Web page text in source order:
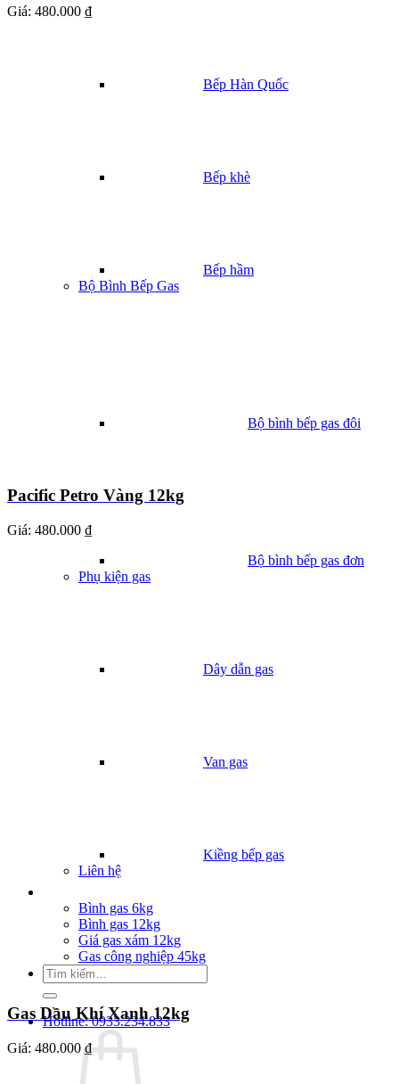
Bếp Hàn Quốc
Bếp khè
Bếp hầm
Bộ Bình Bếp Gas
Bộ bình bếp gas đôi
Bộ bình bếp gas đơn
Phụ kiện gas
Dây dẫn gas
Van gas
Kiềng bếp gas
Liên hệ
Bình gas 6kg
Bình gas 12kg
Giá gas xám 12kg
Gas công nghiệp 45kg
Tìm
kiếm:
Hotline: 0933.234.833
Giá: 480.000 ₫
Pacific Petro Vàng 12kg
Giá: 480.000 ₫
Gas Dầu Khí Xanh 12kg
Giá: 480.000 ₫